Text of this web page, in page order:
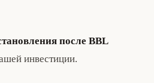
после BBL
инвестиции.